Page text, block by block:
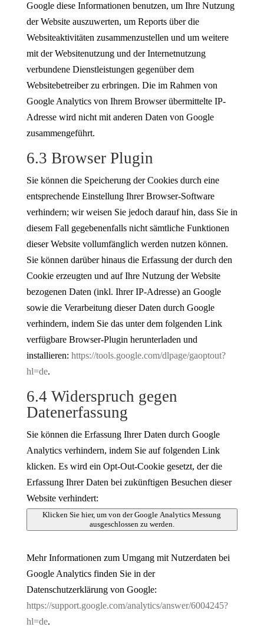
Google diese Informationen benutzen, um Ihre Nutzung
der Website auszuwerten, um Reports über die
Websiteaktivitäten zusammenzustellen und um weitere
mit der Websitenutzung und der Internetnutzung
verbundene Dienstleistungen gegenüber dem
Websitebetreiber zu erbringen. Die im Rahmen von
Google Analytics von Ihrem Browser übermittelte IP-
Adresse wird nicht mit anderen Daten von Google
zusammengeführt.
6.3 Browser Plugin
Sie können die Speicherung der Cookies durch eine
entsprechende Einstellung Ihrer Browser-Software
verhindern; wir weisen Sie jedoch darauf hin, dass Sie in
diesem Fall gegebenenfalls nicht sämtliche Funktionen
dieser Website vollumfänglich werden nutzen können.
Sie können darüber hinaus die Erfassung der durch den
Cookie erzeugten und auf Ihre Nutzung der Website
bezogenen Daten (inkl. Ihrer IP-Adresse) an Google
sowie die Verarbeitung dieser Daten durch Google
verhindern, indem Sie das unter dem folgenden Link
verfügbare Browser-Plugin herunterladen und
installieren: https://tools.google.com/dlpage/gaoptout?
hl=de.
6.4 Widerspruch gegen
Datenerfassung
Sie können die Erfassung Ihrer Daten durch Google
Analytics verhindern, indem Sie auf folgenden Link
klicken. Es wird ein Opt-Out-Cookie gesetzt, der die
Erfassung Ihrer Daten bei zukünftigen Besuchen dieser
Website verhindert:
Klicken Sie hier, um von der Google Analytics Messung
ausgeschlossen zu werden.
Mehr Informationen zum Umgang mit Nutzerdaten bei
Google Analytics finden Sie in der
Datenschutzerklärung von Google:
https://support.google.com/analytics/answer/6004245?
hl=de.